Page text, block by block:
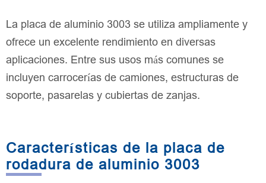
La placa de aluminio 3003 se utiliza ampliamente y
ofrece un excelente rendimiento en diversas
aplicaciones. Entre sus usos más comunes se
incluyen carrocerías de camiones, estructuras de
soporte, pasarelas y cubiertas de zanjas.
Características de la placa de
rodadura de aluminio 3003